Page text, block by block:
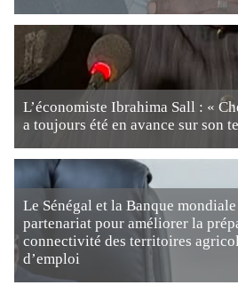
L’économiste Ibrahima Sall : «
a toujours été en avance sur son
Le Sénégal et la Banque
partenariat pour améliorer la
connectivité des territoires
d’emploi